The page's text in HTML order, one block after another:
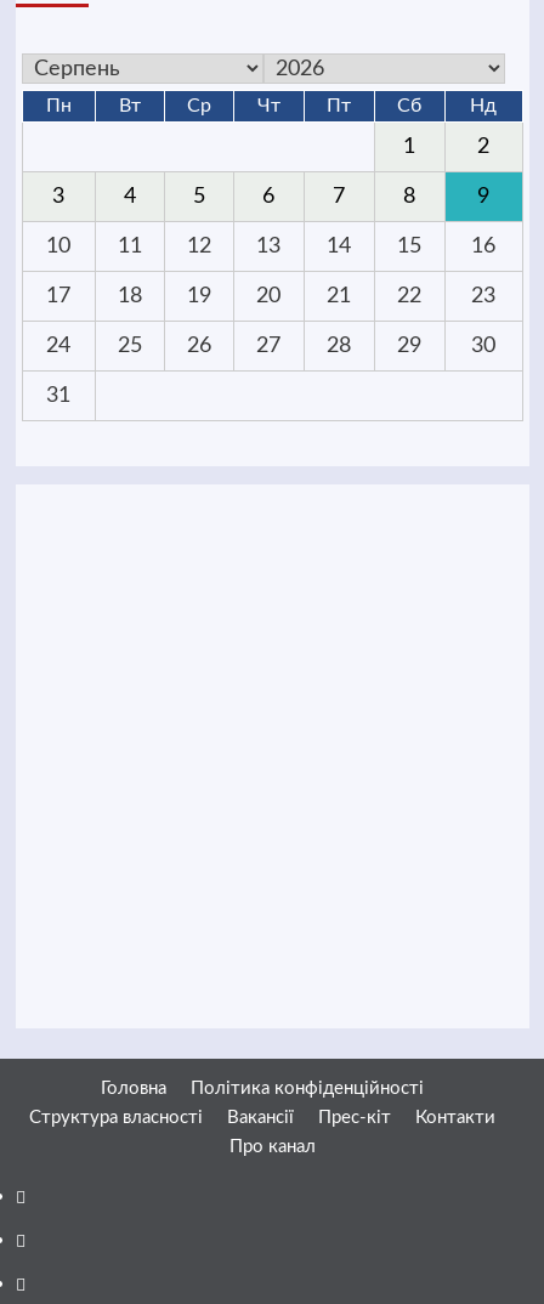
Пн Вт Ср Чт Пт Сб Нд
1 2
3 4 5 6 7 8 9
10 11 12 13 14 15 16
17 18 19 20 21 22 23
24 25 26 27 28 29 30
31
Головна
Політика конфіденційності
Структура власності
Вакансії Прес-кіт
Контакти
Про канал
Facebook
YouTube
Telegram